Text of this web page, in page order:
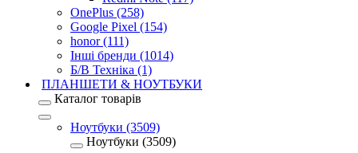
OnePlus (258)
Google Pixel (154)
honor (111)
Інші бренди (1014)
Б/В Техніка (1)
ПЛАНШЕТИ & НОУТБУКИ
Каталог товарів
Ноутбуки (3509)
Ноутбуки (3509)